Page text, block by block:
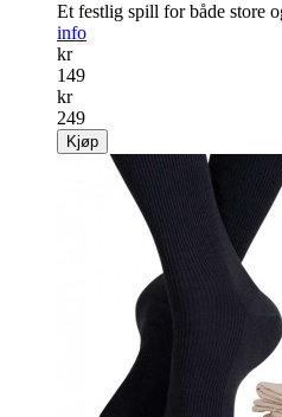
Et festlig spill for både store
info
kr
149
kr
249
Kjøp